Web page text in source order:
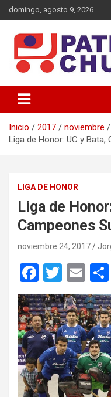
Saltar
al
domingo, agosto 9, 2026
Patines y
Inicio 2017 noviembre
Liga de Honor: UC y
LIGA DE HONOR
Liga de
Campeones
noviembre 24, 2017
F
a
ce
b
o
o
k
T
wi
tt
er
E
m
ail